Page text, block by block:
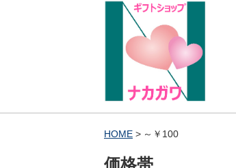
HOME ～￥100
価格帯